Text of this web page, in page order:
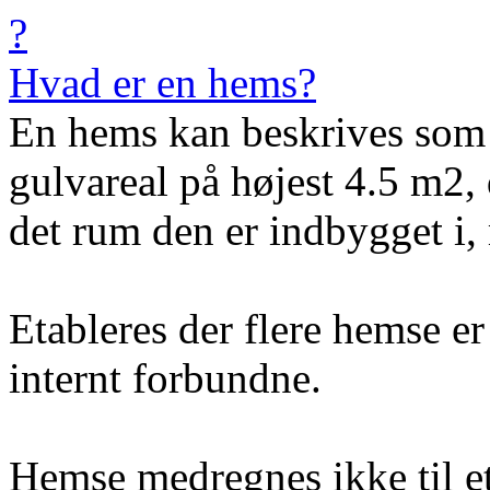
?
Hvad er en hems?
En hems kan beskrives
gulvareal på højest 4.5
det rum den er indbygget i,
Etableres der flere hemse
internt forbundne.
Hemse medregnes ikke til